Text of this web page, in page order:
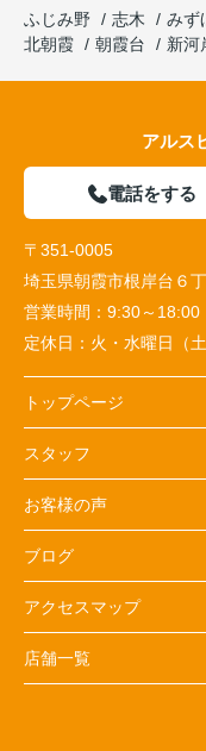
ふじみ野
志木 みず
北朝霞
朝霞台 新河
アルス
電話をする
〒351-0005
埼玉県朝霞市根岸台６
営業時間： 9:30～18:00
定休日： 火・水曜日（
トップページ
スタッフ
お客様の声
ブログ
アクセスマップ
店舗一覧